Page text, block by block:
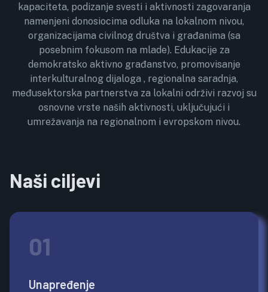
kapaciteta, podizanje svesti i aktivnosti zagovaranja
namenjeni donosiocima odluka na lokalnom nivou,
organizacijama civilnog društva i građanima (sa
posebnim fokusom na mlade). Edukacije za
demokratsko aktivno građanstvo, promovisanje
interkulturalnog dijaloga , regionalna saradnja,
međusektorska partnerstva za lokalni održivi razvoj su
osnovne vrste naših aktivnosti, uključujući i
umrežavanja na regionalnom i evropskom nivou.
Naši ciljevi
01
Unapređenje